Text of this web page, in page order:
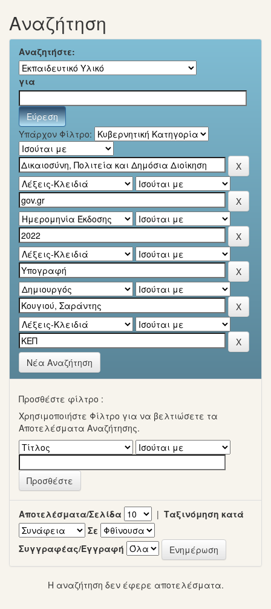
Αναζήτηση
Αναζητήστε:
για
Υπάρχον Φίλτρο:
Νέα Αναζήτηση
Προσθέστε φίλτρο :
Χρησιμοποιήστε Φίλτρο για να βελτιώσετε τα
Αποτελέσματα Αναζήτησης.
Αποτελέσματα/Σελίδα | Ταξινόμηση κατά
Σε
Συγγραφέας/Εγγραφή
Η αναζήτηση δεν έφερε αποτελέσματα.